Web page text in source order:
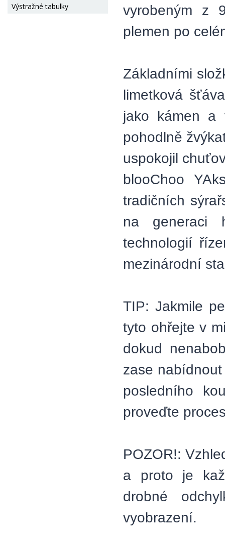
Výstražné tabulky
vyrobeným z
plemen po
Základními
limetková
jako kámen a
pohodlně
uspokojil
blooChoo
tradičních
na generaci
technologií
mezinárodní
TIP: Jakmile
tyto ohřejte v
dokud
zase
posledního
proveďte
POZOR!:
a proto je
drobné
vyobrazení.